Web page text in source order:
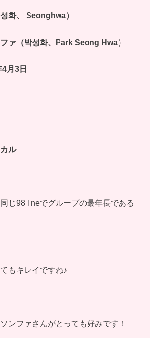
화、 Seonghwa）
ァ（박성화、Park Seong Hwa）
月3日
ル
じ98 lineでグループの最年長である
もキレイですね♪
ンファさんがとっても好みです！